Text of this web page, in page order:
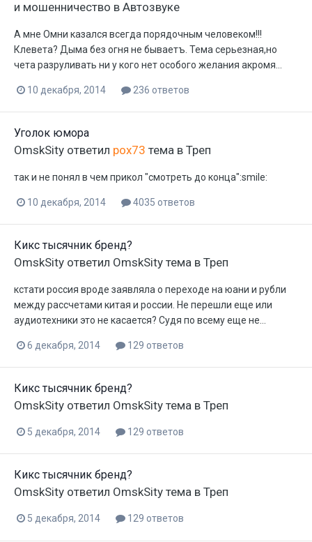
и мошенничество в Автозвуке
А мне Омни казался всегда порядочным человеком!!!
Клевета? Дыма без огня не бываетъ. Тема серьезная,но
чета разруливать ни у кого нет особого желания акромя...
10 декабря, 2014 236 ответов
Уголок юмора
OmskSity ответил pox73 тема в Треп
так и не понял в чем прикол "смотреть до конца":smile:
10 декабря, 2014 4035 ответов
Кикс тысячник бренд?
OmskSity ответил OmskSity тема в Треп
кстати россия вроде заявляла о переходе на юани и рубли
между рассчетами китая и россии. Не перешли еще или
аудиотехники это не касается? Судя по всему еще не...
6 декабря, 2014 129 ответов
Кикс тысячник бренд?
OmskSity ответил OmskSity тема в Треп
5 декабря, 2014 129 ответов
Кикс тысячник бренд?
OmskSity ответил OmskSity тема в Треп
5 декабря, 2014 129 ответов